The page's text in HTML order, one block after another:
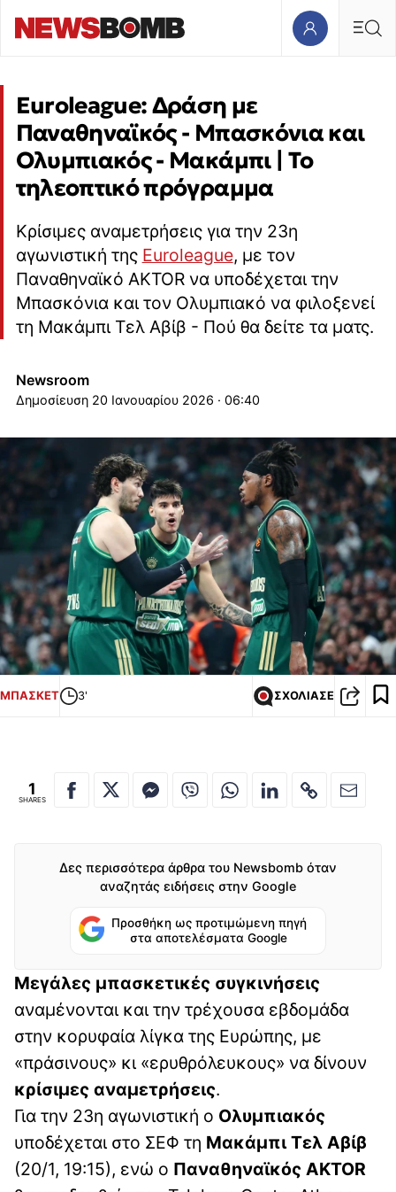
Euroleague: Δράση με
Παναθηναϊκός - Μπασκόνια και
Ολυμπιακός - Μακάμπι | Το
τηλεοπτικό πρόγραμμα
Κρίσιμες αναμετρήσεις για την 23η
αγωνιστική της Euroleague, με τον
Παναθηναϊκό AKTOR να υποδέχεται την
Μπασκόνια και τον Ολυμπιακό να φιλοξενεί
τη Μακάμπι Τελ Αβίβ - Πού θα δείτε τα ματς.
Newsroom
20 Ιανουαρίου 2026 · 06:40
ΜΠΑΣΚΕΤ 3' ΣΧΟΛΙΑΣΕ
1
SHARES
Δες περισσότερα άρθρα του Newsbomb όταν
αναζητάς ειδήσεις στην Google
Προσθήκη ως προτιμώμενη πηγή
στα αποτελέσματα Google
Μεγάλες μπασκετικές συγκινήσεις
αναμένονται και την τρέχουσα εβδομάδα
στην κορυφαία λίγκα της Ευρώπης, με
«πράσινους» κι «ερυθρόλευκους» να δίνουν
κρίσιμες αναμετρήσεις.
Για την 23η αγωνιστική ο Ολυμπιακός
υποδέχεται στο ΣΕΦ τη Μακάμπι Τελ Αβίβ
(20/1, 19:15), ενώ ο Παναθηναϊκός AKTOR